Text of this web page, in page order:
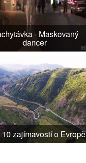
- Maskovaný
dancer
10 zajímavostí o Evropě